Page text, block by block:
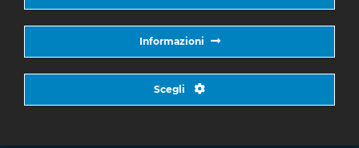
Sito web con Licenza Creative Commons Attribuzione -
Informazioni
Scegli